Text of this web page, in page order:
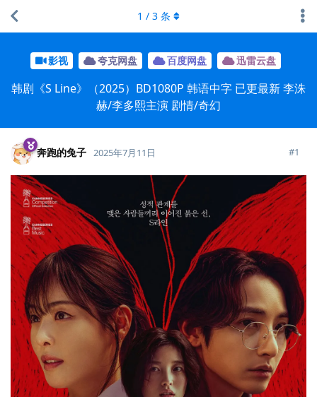
影视 夸克网盘 百度网盘 迅雷云盘
韩剧《S Line》（2025）BD1080P 韩语中字 已更最新 李洙
赫/李多熙主演 剧情/奇幻
1 / 3 条
奔跑的兔子 2025年7月11日 #1